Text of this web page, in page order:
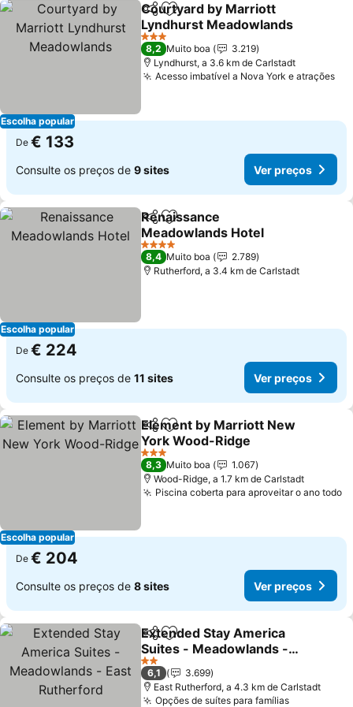
Escolha popular
PartilharAdicionar aos favoritos
Courtyard by Marriott
Lyndhurst Meadowlands
3 Estrelas
8,2 Muito boa
3.219
Lyndhurst, a 3.6 km de Carlstadt
Acesso imbatível a Nova York e atrações
De € 133
Consulte os preços de 9 sites Ver preços
Escolha popular
PartilharAdicionar aos favoritos
Renaissance
Meadowlands Hotel
4 Estrelas
8,4 Muito boa
2.789
Rutherford, a 3.4 km de Carlstadt
De € 224
Consulte os preços de 11 sites Ver preços
Escolha popular
PartilharAdicionar aos favoritos
Element by Marriott New
York Wood-Ridge
3 Estrelas
8,3 Muito boa
1.067
Wood-Ridge, a 1.7 km de Carlstadt
Piscina coberta para aproveitar o ano todo
De € 204
Consulte os preços de 8 sites Ver preços
PartilharAdicionar aos favoritos
Extended Stay America
Suites - Meadowlands -
East Rutherford
2 Estrelas
6,1
3.699
East Rutherford, a 4.3 km de Carlstadt
Opções de suítes para famílias